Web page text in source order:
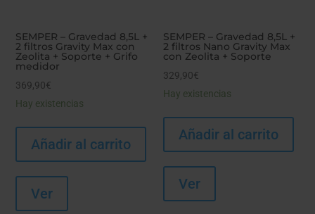
SEMPER – Gravedad 8,5L +
2 filtros Gravity Max con
Zeolita + Soporte + Grifo
medidor
369,90€
Hay existencias
Añadir al carrito
Ver
SEMPER – Gravedad 8,5L +
2 filtros Nano Gravity Max
con Zeolita + Soporte
329,90€
Hay existencias
Añadir al carrito
Ver